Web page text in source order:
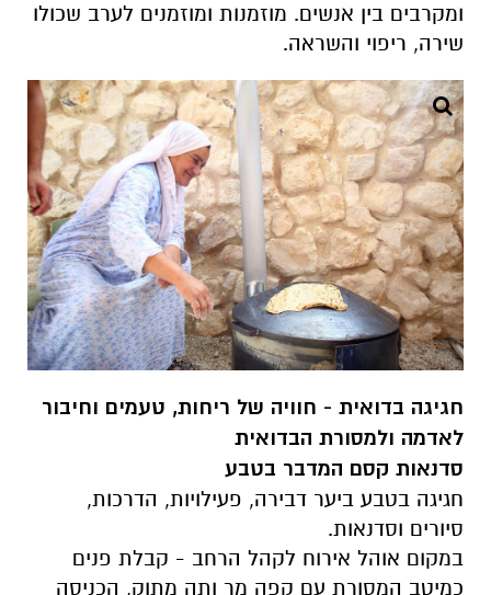
ומקרבים בין אנשים. מוזמנות ומוזמנים לערב שכולו
שירה, ריפוי והשראה.
חגיגה בדואית - חוויה של ריחות, טעמים וחיבור
לאדמה ולמסורת הבדואית
סדנאות קסם המדבר בטבע
חגיגה בטבע ביער דבירה, פעילויות, הדרכות,
סיורים וסדנאות.
במקום אוהל אירוח לקהל הרחב - קבלת פנים
כמיטב המסורת עם קפה מר ותה מתוק, הכניסה